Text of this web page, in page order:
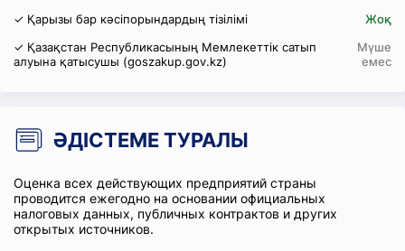
✓ Қарызы бар кәсіпорындардың тізілімі
Жоқ
✓ Қазақстан Республикасының Мемлекеттік сатып
алуына қатысушы (goszakup.gov.kz)
Мүше
емес
ӘДІСТЕМЕ ТУРАЛЫ
Оценка всех действующих предприятий страны
проводится ежегодно на основании официальных
налоговых данных, публичных контрактов и других
открытых источников.